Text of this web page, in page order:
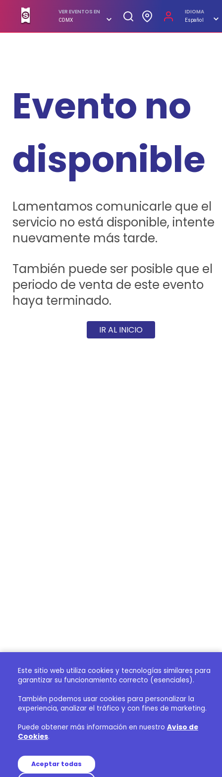
Este sitio web utiliza cookies y tecnologías similares para
garantizar su funcionamiento correcto (esenciales).
También podemos usar cookies para personalizar la
experiencia, analizar el tráfico y con fines de marketing.
Puede obtener más información en nuestro Aviso de
Cookies.
Aceptar todas
VER EVENTOS EN
CDMX
IDIOMA
Español
Evento no
disponible
Lamentamos comunicarle que el
servicio no está disponible, intente
nuevamente más tarde.
También puede ser posible que el
periodo de venta de este evento
haya terminado.
IR AL INICIO
SUPERBOLETOS. No hagas filas, compra en línea